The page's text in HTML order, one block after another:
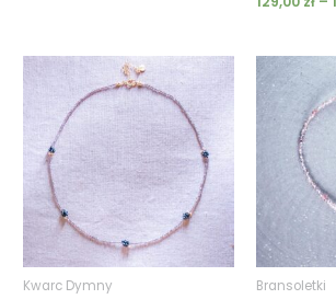
Kwarc Dymny
cen:
od
209,00 zł
do
319,00 zł
Bransoletki